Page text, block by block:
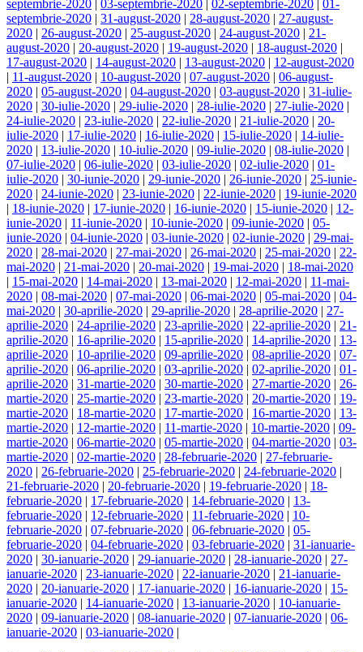
septembrie-2020 03-septembrie-2020 02-septembrie-2020
01-
septembrie-2020 | 31-august-2020 | 28-august-2020 | 27-august-
2020 | 26-august-2020 | 25-august-2020 | 24-august-2020 | 21-
august-2020 | 20-august-2020 | 19-august-2020 | 18-august-2020 |
17-august-2020 | 14-august-2020 | 13-august-2020 | 12-august-2020
| 11-august-2020 | 10-august-2020 | 07-august-2020 | 06-august-
2020 | 05-august-2020 | 04-august-2020 | 03-august-2020 | 31-iulie-
2020 | 30-iulie-2020 | 29-iulie-2020 | 28-iulie-2020 | 27-iulie-2020 |
24-iulie-2020 | 23-iulie-2020 | 22-iulie-2020 | 21-iulie-2020 | 20-
iulie-2020 | 17-iulie-2020 | 16-iulie-2020 | 15-iulie-2020 | 14-iulie-
2020 | 13-iulie-2020 | 10-iulie-2020 | 09-iulie-2020 | 08-iulie-2020 |
07-iulie-2020 | 06-iulie-2020 | 03-iulie-2020 | 02-iulie-2020 | 01-
iulie-2020 | 30-iunie-2020 | 29-iunie-2020 | 26-iunie-2020 | 25-iunie-
2020 | 24-iunie-2020 | 23-iunie-2020 | 22-iunie-2020 | 19-iunie-2020
| 18-iunie-2020 | 17-iunie-2020 | 16-iunie-2020 | 15-iunie-2020 | 12-
iunie-2020 | 11-iunie-2020 | 10-iunie-2020 | 09-iunie-2020 | 05-
iunie-2020 | 04-iunie-2020 | 03-iunie-2020 | 02-iunie-2020 | 29-mai-
2020 | 28-mai-2020 | 27-mai-2020 | 26-mai-2020 | 25-mai-2020 | 22-
mai-2020 | 21-mai-2020 | 20-mai-2020 | 19-mai-2020 | 18-mai-2020
| 15-mai-2020 | 14-mai-2020 | 13-mai-2020 | 12-mai-2020 | 11-mai-
2020 | 08-mai-2020 | 07-mai-2020 | 06-mai-2020 | 05-mai-2020 | 04-
mai-2020 | 30-aprilie-2020 | 29-aprilie-2020 | 28-aprilie-2020 | 27-
aprilie-2020 | 24-aprilie-2020 | 23-aprilie-2020 | 22-aprilie-2020 | 21-
aprilie-2020 | 16-aprilie-2020 | 15-aprilie-2020 | 14-aprilie-2020 | 13-
aprilie-2020 | 10-aprilie-2020 | 09-aprilie-2020 | 08-aprilie-2020 | 07-
aprilie-2020 | 06-aprilie-2020 | 03-aprilie-2020 | 02-aprilie-2020 | 01-
aprilie-2020 | 31-martie-2020 | 30-martie-2020 | 27-martie-2020 | 26-
martie-2020 | 25-martie-2020 | 23-martie-2020 | 20-martie-2020 | 19-
martie-2020 | 18-martie-2020 | 17-martie-2020 | 16-martie-2020 | 13-
martie-2020 | 12-martie-2020 | 11-martie-2020 | 10-martie-2020 | 09-
martie-2020 | 06-martie-2020 | 05-martie-2020 | 04-martie-2020 | 03-
martie-2020 | 02-martie-2020 | 28-februarie-2020 | 27-februarie-
2020 | 26-februarie-2020 | 25-februarie-2020 | 24-februarie-2020 |
21-februarie-2020 | 20-februarie-2020 | 19-februarie-2020 | 18-
februarie-2020 | 17-februarie-2020 | 14-februarie-2020 | 13-
februarie-2020 | 12-februarie-2020 | 11-februarie-2020 | 10-
februarie-2020 | 07-februarie-2020 | 06-februarie-2020 | 05-
februarie-2020 | 04-februarie-2020 | 03-februarie-2020 | 31-ianuarie-
2020 | 30-ianuarie-2020 | 29-ianuarie-2020 | 28-ianuarie-2020 | 27-
ianuarie-2020 | 23-ianuarie-2020 | 22-ianuarie-2020 | 21-ianuarie-
2020 | 20-ianuarie-2020 | 17-ianuarie-2020 | 16-ianuarie-2020 | 15-
ianuarie-2020 | 14-ianuarie-2020 | 13-ianuarie-2020 | 10-ianuarie-
2020 | 09-ianuarie-2020 | 08-ianuarie-2020 | 07-ianuarie-2020 | 06-
ianuarie-2020 | 03-ianuarie-2020 |